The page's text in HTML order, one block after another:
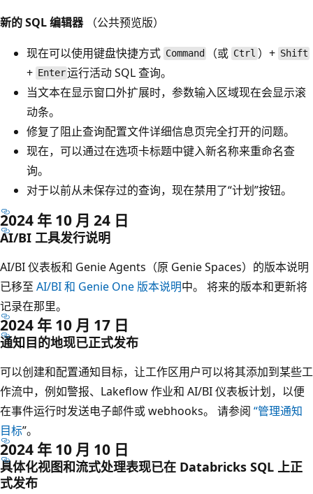
新的 SQL 编辑器（公共预览版）
现在可以使用键盘快捷方式 Command （或 Ctrl ）+ Shift
+ Enter运行活动 SQL 查询。
当文本在显示窗口外扩展时，参数输入区域现在会显示滚
动条。
修复了阻止查询配置文件详细信息页完全打开的问题。
现在，可以通过在选项卡标题中键入新名称来重命名查
询。
对于以前从未保存过的查询，现在禁用了“计划”按钮。
2024 年 10 月 24 日
AI/BI 工具发行说明
AI/BI 仪表板和 Genie Agents（原 Genie Spaces）的版本说明
已移至 AI/BI 和 Genie One 版本说明中。 将来的版本和更新将
记录在那里。
2024 年 10 月 17 日
通知目的地现已正式发布
可以创建和配置通知目标，让工作区用户可以将其添加到某些工
作流中，例如警报、Lakeflow 作业和 AI/BI 仪表板计划，以便
在事件运行时发送电子邮件或 webhooks。 请参阅 “管理通知
目标”。
2024 年 10 月 10 日
具体化视图和流式处理表现已在 Databricks SQL 上正
式发布